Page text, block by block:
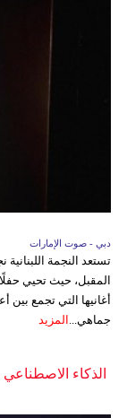
دبي - صوت الإمارات
تستعد النجمة
أغانيها التي تجمع بين
جماهي... المزيد
الذكاء